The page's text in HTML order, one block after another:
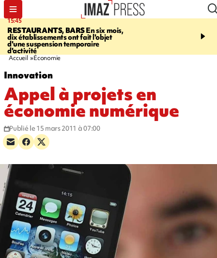
15:45
RESTAURANTS, BARSEn six mois,
dix établissements ont fait l'objet
d'une suspension temporaire
d'activité
17:17
Angeles, un homme vit
Accueil Économie
Innovation
Appel à projets en
économie numérique
Publié le 15 mars 2011 à 07:00